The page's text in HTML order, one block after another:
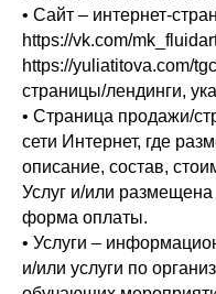
• Сайт – интернет-
https://vk.com/
https://yuliatitova.com/
страницы/лендинги,
• Страница продажи/
сети Интернет, где
описание, состав,
Услуг и/или размещена
форма оплаты.
• Услуги –
и/или услуги по